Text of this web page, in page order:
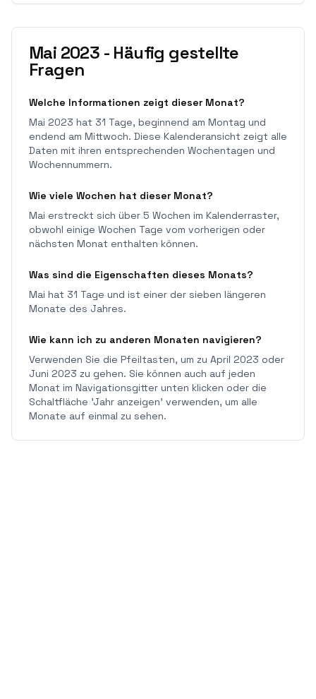
Mai 2023 - Häufig gestellte
Fragen
Welche Informationen zeigt dieser Monat?
Mai 2023 hat 31 Tage, beginnend am Montag und
endend am Mittwoch. Diese Kalenderansicht zeigt alle
Daten mit ihren entsprechenden Wochentagen und
Wochennummern.
Wie viele Wochen hat dieser Monat?
Mai erstreckt sich über 5 Wochen im Kalenderraster,
obwohl einige Wochen Tage vom vorherigen oder
nächsten Monat enthalten können.
Was sind die Eigenschaften dieses Monats?
Mai hat 31 Tage und ist einer der sieben längeren
Monate des Jahres.
Wie kann ich zu anderen Monaten navigieren?
Verwenden Sie die Pfeiltasten, um zu April 2023 oder
Juni 2023 zu gehen. Sie können auch auf jeden
Monat im Navigationsgitter unten klicken oder die
Schaltfläche 'Jahr anzeigen' verwenden, um alle
Monate auf einmal zu sehen.